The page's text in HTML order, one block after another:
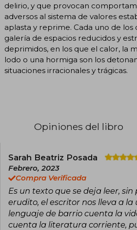
delirio, y que provocan
adversos al sistema de valores
aplasta y reprime. Cada uno de los
galería de espacios reducidos y
deprimidos, en los que el calor, la
lodo o una hormiga son los
situaciones irracionales y trágicas.
Opiniones del libro
Sarah Beatriz Posada
Febrero, 2023
Compra Verificada
Es un texto que se deja leer,
erudito, el escritor nos lleva a la
lenguaje de barrio cuenta la
cuenta la literatura corriente,